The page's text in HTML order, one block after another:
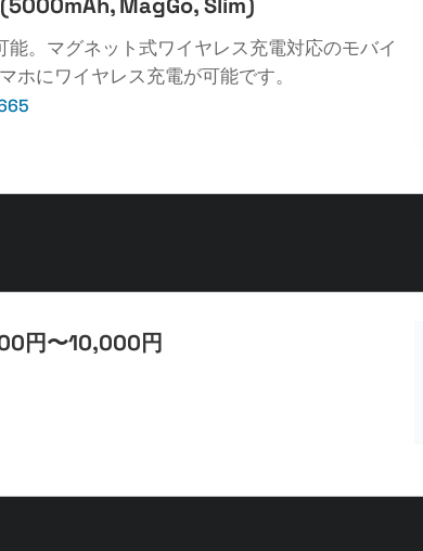
MagGo, Slim)
。マグネット式ワイヤレス充電対応のモバイ
ホにワイヤレス充電が可能です。
円〜10,000円